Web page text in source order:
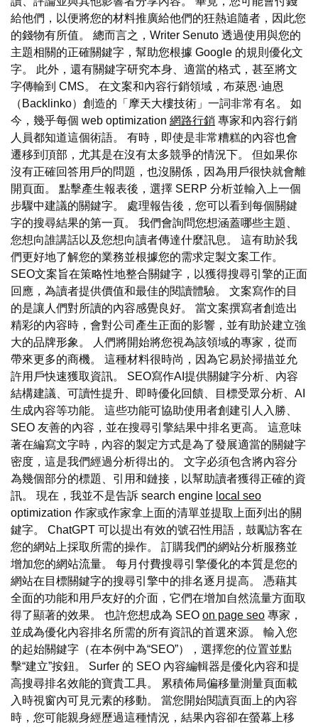
給他們，以便將您的材料推廣給他們的狂熱追隨者，因此您
的錢物有所值。 總而言之，Writer Senuto 透過使用與您的
主題相關的正確關鍵字，幫助您根據 Google 的規則優化文
字。 此外，還有關鍵字研究本身、適當的格式，甚至將文
字傳輸到 CMS。 在文案和內容行銷領域，布萊恩·迪恩
（Backlinko）創造的「摩天大樓技術」一詞非常有名。 如
今，幾乎每個 web optimization 網路行銷 專家和內容行銷
人員都知道這個術語。 有時，即使是非常糟糕的內容也會
遷移到頂部，尤其是在沒有太多競爭的情況下。 但如果你
沒有正確回答用戶的問題，也沒關係，因為用戶很快就會離
開頁面。 點擊產生報表後，選擇 SERP 分析並輸入上一個
步驟中建議的關鍵字。 處理報告後，您可以看到每個關鍵
字的搜尋結果的第一頁。 我們會詢問您想涵蓋哪些主題、
您想向誰講話以及您想向讀者傳達什麼訊息。 這有助於我
們更好地了解您的業務並根據您的需求定製文案工作。
SEO文案旨在策略性地整合關鍵字，以獲得搜尋引擎的正面
回應，為讀者提供價值和最佳的閱讀體驗。 文案寫作的目
的是讓人們對所讀的內容感覺良好。 當文案撰寫者創造出
精彩的內容時，會對公司產生正面的影響，並有助於建立強
大的品牌形象。 人們將開始將您視為該領域的專家，從而
帶來更多的商機。 這種材料很時尚，因為它易於掃描並允
許用戶快速獲取資訊。 SEO寫作AI提供關鍵字分析、內容
結構建議、可讀性提升、即時優化回饋、目標受眾分析、AI
生成內容等功能。 這些功能可協助使用者創建引人入勝、
SEO 友善的內容，並在搜尋引擎結果中排名更高。 這意味
著在編寫文字時，內容的製定方式是為了發展適當的關鍵字
密度，這是我們經過分析得出的。 文字必須包含將內容分
為幾個部分的標題、引用和鏈接，以幫助讀者獲得正確的資
訊。 現在，我並不是告訴 search engine local seo
optimization 作家或作家拿上面的清單並提取上面列出的關
鍵字。 ChatGPT 可以提出有效的號召性用語，鼓勵訪客在
您的網站上採取所需的操作。 訂購我們的網站分析服務並
增加您的網站流量。 每月付費搜尋引擎優化的本質是您的
網站在目標關鍵字的搜尋引擎中的排名逐月提高。 憑藉其
全面的功能和用戶友好的介面，它們在增加自然流量方面取
得了顯著的效果。 也許您想成為 SEO on page seo 專家，
並成為優化內容排名所需的所有資訊的首選來源。 輸入您
的起始關鍵字（在本例中為“SEO”），選擇您的位置並點
擊“建立”按鈕。 Surfer 的 SEO 內容編輯器是優化內容和提
高搜尋排名效能的寶貴工具。 累積佈局偏移量測量頁面載
入時視窗內可見元素的移動。 當您開始閱讀頁面上的內容
時，您可能親身經歷過這種情況，結果內容卻在螢幕上移